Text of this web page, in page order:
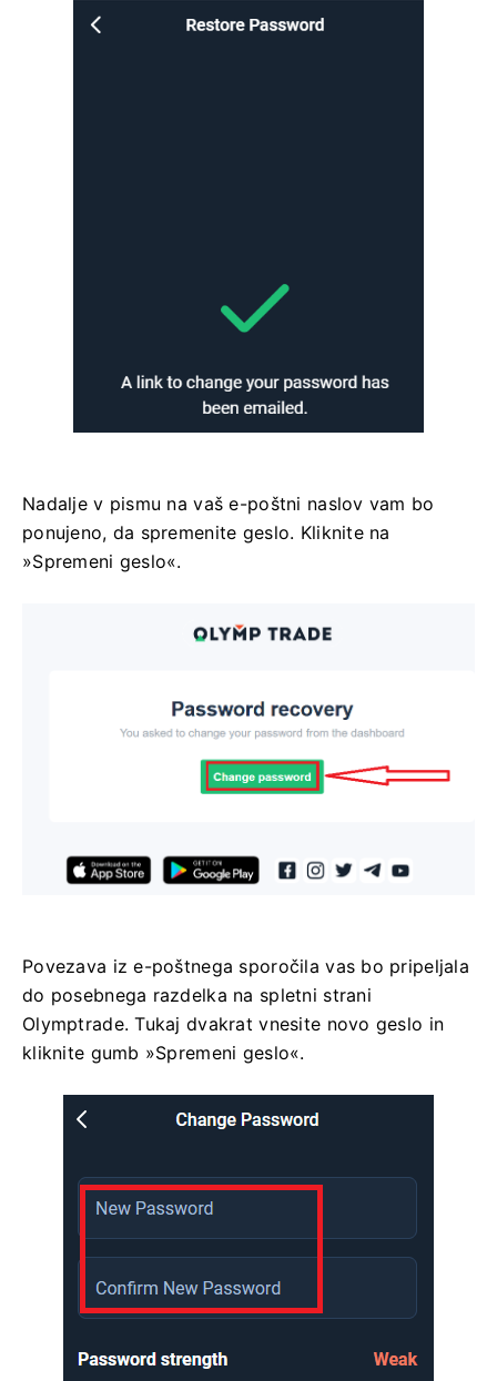
Nadalje v pismu na vaš e-poštni naslov vam bo
ponujeno, da spremenite geslo. Kliknite na
»Spremeni geslo«.
Povezava iz e-poštnega sporočila vas bo pripeljala
do posebnega razdelka na spletni strani
Olymptrade. Tukaj dvakrat vnesite novo geslo in
kliknite gumb »Spremeni geslo«.